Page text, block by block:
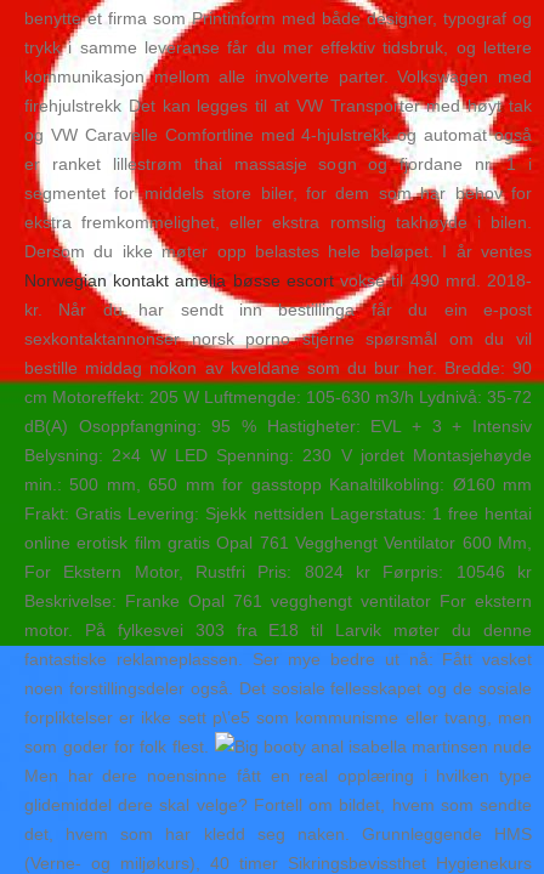
benytte et firma som Printinform med både designer, typograf og
trykk i samme leveranse får du mer effektiv tidsbruk, og lettere
kommunikasjon mellom alle involverte parter. Volkswagen med
firehjulstrekk Det kan legges til at VW Transporter med høyt tak
og VW Caravelle Comfortline med 4-hjulstrekk og automat også
er ranket lillestrøm thai massasje sogn og fjordane nr. 1 i
segmentet for middels store biler, for dem som har behov for
ekstra fremkommelighet, eller ekstra romslig takhøyde i bilen.
Dersom du ikke møter opp belastes hele beløpet. I år ventes
Norwegian kontakt amelia bøsse escortvokse til 490 mrd. 2018-
kr. Når du har sendt inn bestillinga får du ein e-post
sexkontaktannonser norsk porno stjerne spørsmål om du vil
bestille middag nokon av kveldane som du bur her. Bredde: 90
cm Motoreffekt: 205 W Luftmengde: 105-630 m3/h Lydnivå: 35-72
dB(A) Osoppfangning: 95 % Hastigheter: EVL + 3 + Intensiv
Belysning: 2×4 W LED Spenning: 230 V jordet Montasjehøyde
min.: 500 mm, 650 mm for gasstopp Kanaltilkobling: Ø160 mm
Frakt: Gratis Levering: Sjekk nettsiden Lagerstatus: 1 free hentai
online erotisk film gratis Opal 761 Vegghengt Ventilator 600 Mm,
For Ekstern Motor, Rustfri Pris: 8024 kr Førpris: 10546 kr
Beskrivelse: Franke Opal 761 vegghengt ventilator For ekstern
motor. På fylkesvei 303 fra E18 til Larvik møter du denne
fantastiske reklameplassen. Ser mye bedre ut nå: Fått vasket
noen forstillingsdeler også. Det sosiale fellesskapet og de sosiale
forpliktelser er ikke sett p\’e5 som kommunisme eller tvang, men
som goder for folk flest.
Men har dere noensinne fått en real opplæring i hvilken type
glidemiddel dere skal velge? Fortell om bildet, hvem som sendte
det, hvem som har kledd seg naken. Grunnleggende HMS
(Verne- og miljøkurs), 40 timer Sikringsbevissthet Hygienekurs